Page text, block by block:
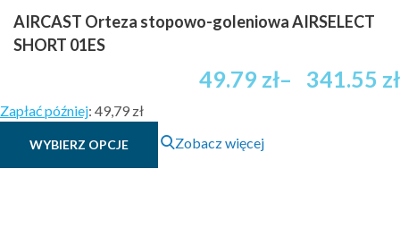
AIRCAST Orteza stopowo-goleniowa AIRSELECT
SHORT 01ES
49.79 zł– 341.55 zł
Zapłać później: 49,79 zł
WYBIERZ OPCJE
Ten
produkt
Zobacz więcej